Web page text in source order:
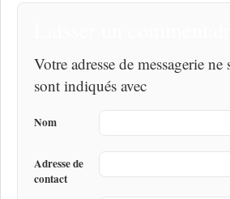
Votre adresse de messagerie
sont indiqués avec
Nom
Adresse de
contact